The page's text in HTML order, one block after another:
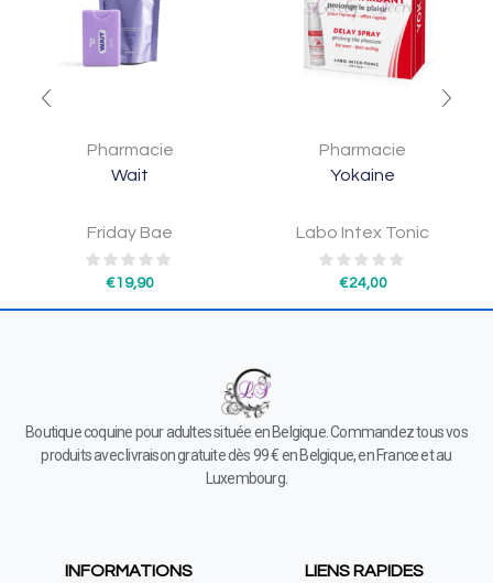
Pharmacie
Wait
Friday Bae
€19,90
Pharmacie
Yokaine
Labo Intex Tonic
€24,00
Boutique coquine pour adultes située en Belgique. Commandez tous vos
produits avec livraison gratuite dès 99 € en Belgique, en France et au
Luxembourg.
INFORMATIONS LIENS RAPIDES